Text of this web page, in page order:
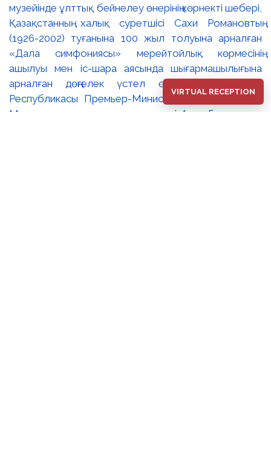
музейінде ұлттық бейнелеу өнерінің көрнекті шебері,
Қазақстанның халық суретшісі Сахи Романовтың
(1926-2002) туғанына 100 жыл толуына арналған
«Дала симфониясы» мерейтойлық көрмесінің
ашылуы мен іс-шара аясында шығармашылығына
арналған дөңгелек үстел өтті. 🔹Қазақстан
Республикасы Премьер-Министрінің орынбасары –
Мәдениет және ақпарат министрі Аида Ғалымқызы
VIRTUAL RECEPTION